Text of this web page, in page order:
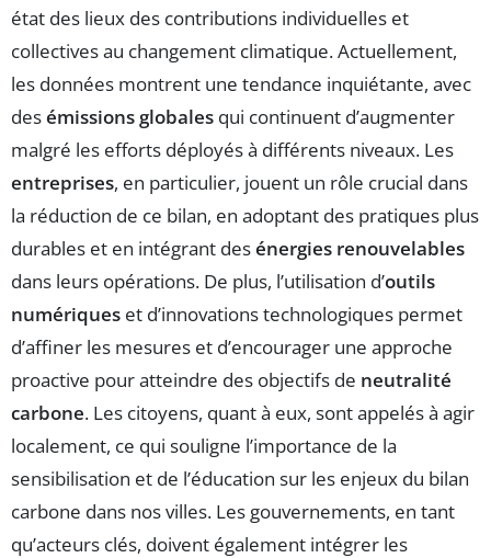
état des lieux des contributions individuelles et
collectives au changement climatique. Actuellement,
les données montrent une tendance inquiétante, avec
desémissions globales qui continuent d’augmenter
malgré les efforts déployés à différents niveaux. Les
entreprises, en particulier, jouent un rôle crucial dans
la réduction de ce bilan, en adoptant des pratiques plus
durables et en intégrant desénergies renouvelables
dans leurs opérations. De plus, l’utilisation d’outils
numériques et d’innovations technologiques permet
d’affiner les mesures et d’encourager une approche
proactive pour atteindre des objectifs de neutralité
carbone. Les citoyens, quant à eux, sont appelés à agir
localement, ce qui souligne l’importance de la
sensibilisation et de l’éducation sur les enjeux du bilan
carbone dans nos villes. Les gouvernements, en tant
qu’acteurs clés, doivent également intégrer les